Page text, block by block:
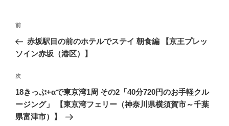
投
ナ
ゲ
ー
シ
ョ
前
の
投
前
赤坂駅目の前のホテルでステイ 朝食編 【京王プレッ
ソイン赤坂（港区）】
次
の
投
稿
次
18きっぷ+αで東京湾1周 その2「40分720円のお手軽クル
ージング」 【東京湾フェリー（神奈川県横須賀市～千葉
県富津市）】